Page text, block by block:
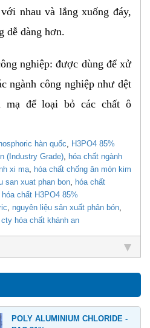
nhau và lắng xuống đáy,
dễ dàng hơn.
nghiệp: được dùng để xử
ngành công nghiệp như dệt
mạ để loạibỏ các chất ô
hàn qu​ốc, H3PO4 85%
(Industry Grade), hóa chất ngành
xi m​ạ, hóa chất chống ăn mòn kim
san xuat phan bon, hóa chất
hóa chất H3PO4 85%
, nguyên liệu sản xuất phân bón,
cty hóa chất khánh an
POLY ALUMINIUM CHLORIDE -